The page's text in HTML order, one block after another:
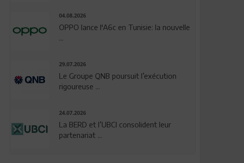
04.08.2026
OPPO lance l'A6c en Tunisie: la nouvelle
29.07.2026
Le Groupe QNB poursuit l’exécution
rigoureuse ...
24.07.2026
La BERD et l’UBCI consolident leur
partenariat ...